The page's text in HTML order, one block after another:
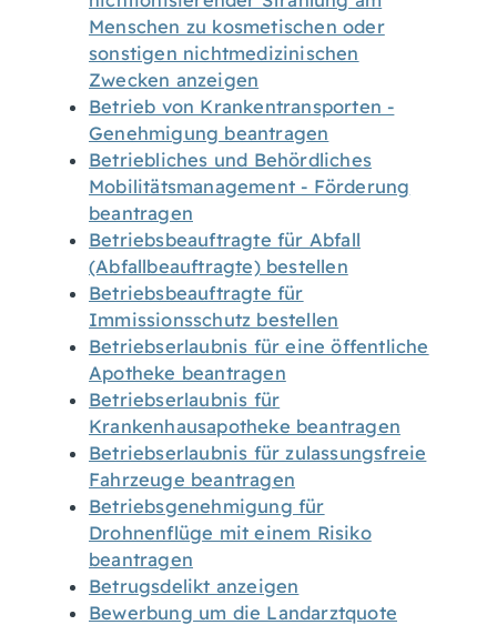
Menschen zu kosmetischen oder
sonstigen nichtmedizinischen
Zwecken anzeigen
Betrieb von Krankentransporten -
Genehmigung beantragen
Betriebliches und Behördliches
Mobilitätsmanagement - Förderung
beantragen
Betriebsbeauftragte für Abfall
(Abfallbeauftragte) bestellen
Betriebsbeauftragte für
Immissionsschutz bestellen
Betriebserlaubnis für eine öffentliche
Apotheke beantragen
Betriebserlaubnis für
Krankenhausapotheke beantragen
Betriebserlaubnis für zulassungsfreie
Fahrzeuge beantragen
Betriebsgenehmigung für
Drohnenflüge mit einem Risiko
beantragen
Betrugsdelikt anzeigen
Bewerbung um die Landarztquote